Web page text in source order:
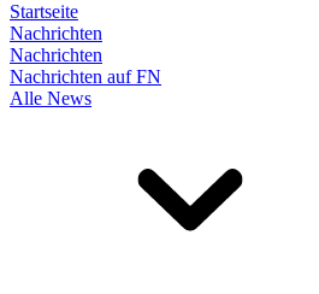
Startseite
Nachrichten
Nachrichten
Nachrichten auf FN
Alle News